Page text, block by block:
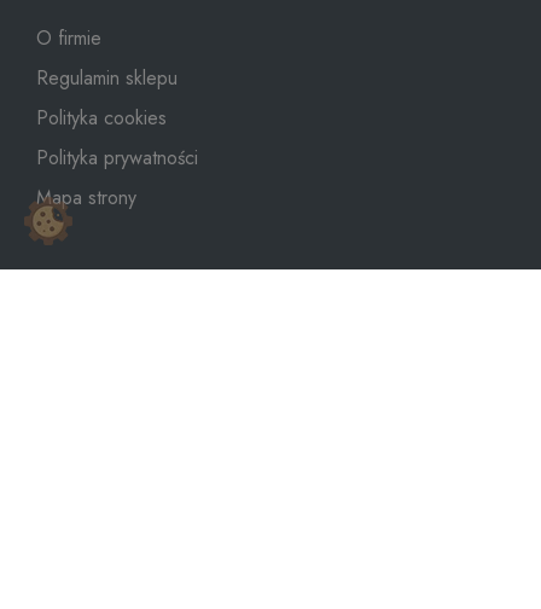
O firmie
Regulamin sklepu
Polityka cookies
Polityka prywatności
Mapa strony